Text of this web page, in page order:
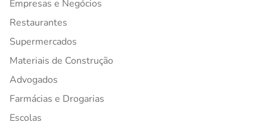
Empresas e Negócios
Restaurantes
Supermercados
Materiais de Construção
Advogados
Farmácias e Drogarias
Escolas